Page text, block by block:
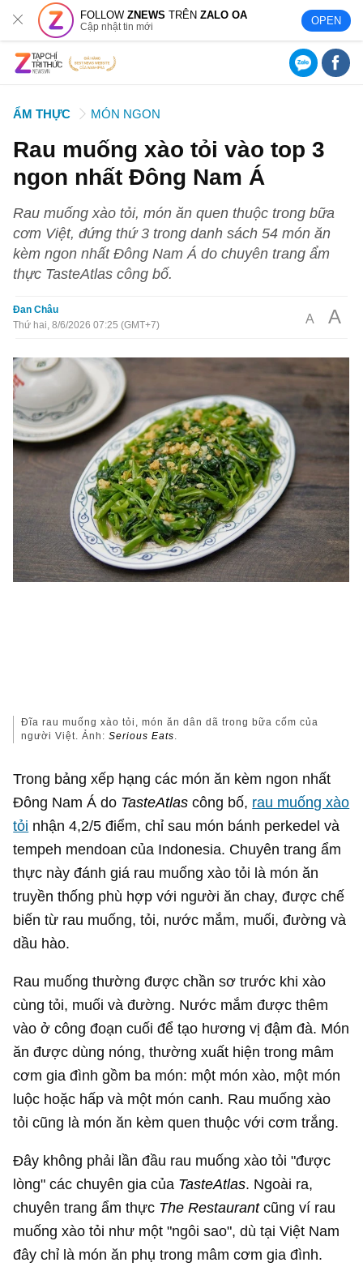
FOLLOWZNEWS TRÊNZALO OA
Cập nhật tin mới OPEN
ẨM THỰC MÓN NGON
Rau muống xào tỏi vào top 3
ngon nhất Đông Nam Á
Rau muống xào tỏi, món ăn quen thuộc trong bữa
cơm Việt, đứng thứ 3 trong danh sách 54 món ăn
kèm ngon nhất Đông Nam Á do chuyên trang ẩm
thực TasteAtlas công bố.
Đan Châu
Thứ hai, 8/6/2026 07:25 (GMT+7)
A A
Đĩa rau muống xào tỏi, món ăn dân dã trong bữa cốm của
người Việt. Ảnh:Serious Eats.
Trong bảng xếp hạng các món ăn kèm ngon nhất
Đông Nam Á do TasteAtlas công bố, rau muống xào
tỏi nhận 4,2/5 điểm, chỉ sau món bánh perkedel và
tempeh mendoan của Indonesia. Chuyên trang ẩm
thực này đánh giá rau muống xào tỏi là món ăn
truyền thống phù hợp với người ăn chay, được chế
biến từ rau muống, tỏi, nước mắm, muối, đường và
dầu hào.
Rau muống thường được chần sơ trước khi xào
cùng tỏi, muối và đường. Nước mắm được thêm
vào ở công đoạn cuối để tạo hương vị đậm đà. Món
ăn được dùng nóng, thường xuất hiện trong mâm
cơm gia đình gồm ba món: một món xào, một món
luộc hoặc hấp và một món canh. Rau muống xào
tỏi cũng là món ăn kèm quen thuộc với cơm trắng.
Đây không phải lần đầu rau muống xào tỏi "được
lòng" các chuyên gia của TasteAtlas. Ngoài ra,
chuyên trang ẩm thực The Restaurantcũng ví rau
muống xào tỏi như một "ngôi sao", dù tại Việt Nam
đây chỉ là món ăn phụ trong mâm cơm gia đình.